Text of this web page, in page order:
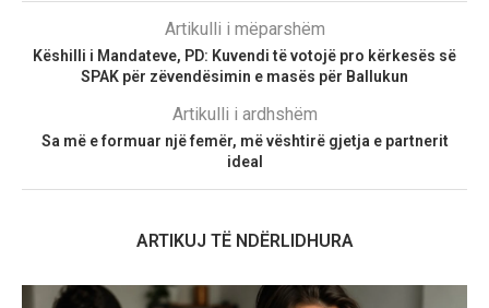
Artikulli i mëparshëm
Këshilli i Mandateve, PD: Kuvendi të votojë pro kërkesës së
SPAK për zëvendësimin e masës për Ballukun
Artikulli i ardhshëm
Sa më e formuar një femër, më vështirë gjetja e partnerit
ideal
ARTIKUJ TË NDËRLIDHURA